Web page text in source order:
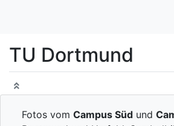
TU Dortmund
Fotos vom Campus Süd und